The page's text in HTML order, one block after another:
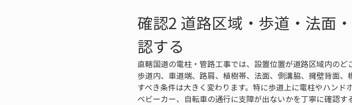
確認2 道路区域・歩道・法面
認する
直轄国道の電柱・管路工事では、設置位置が道路区域内のど
歩道内、車道端、路肩、植樹帯、法面、側溝脇、擁壁背面
すべき条件は大きく変わります。特に歩道上に電柱やハンド
ベビーカー、自転車の通行に支障が出ないかを丁寧に確認す